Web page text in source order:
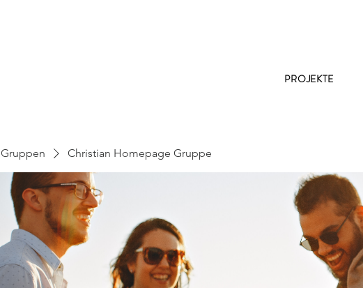
PROJEKTE
Gruppen Christian Homepage Gruppe